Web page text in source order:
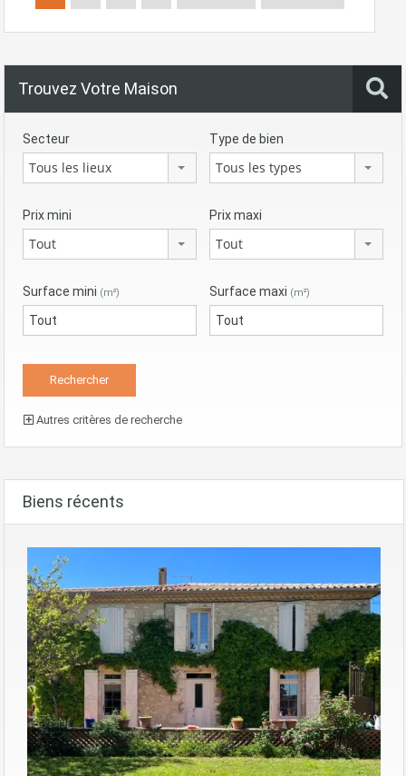
Trouvez Votre Maison
Secteur
Tous les lieux
Type de bien
Tous les types
Prix mini
Tout
Prix maxi
Tout
Surface mini (m²) Surface maxi (m²)
Autres critères de recherche
Biens récents